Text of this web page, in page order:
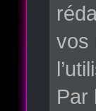
vos
Par